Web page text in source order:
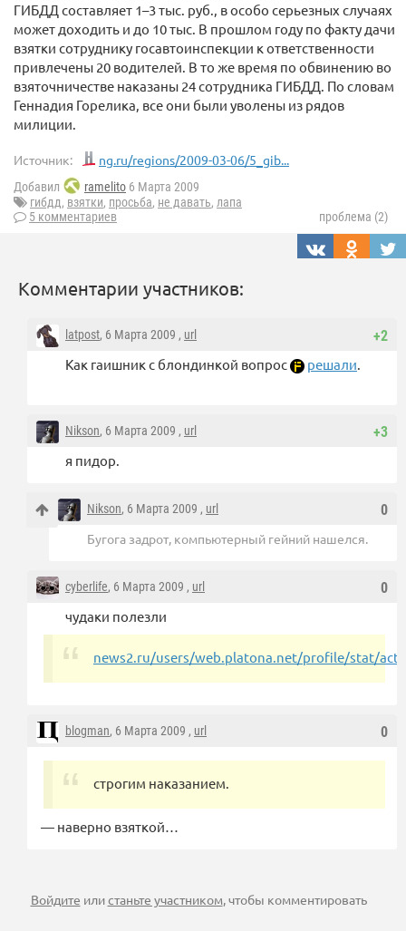
ГИБДД составляет 1–3 тыс. руб., в особо серьезных случаях
может доходить и до 10 тыс. В прошлом году по факту дачи
взятки сотруднику госавтоинспекции к ответственности
привлечены 20 водителей. В то же время по обвинению во
взяточничестве наказаны 24 сотрудника ГИБДД. По словам
Геннадия Горелика, все они были уволены из рядов
милиции.
Источник: ng.ru/regions/2009-03-06/5_gib...
Добавил ramelito 6 Марта 2009
гибдд, взятки, просьба, не давать, лапа
5 комментариев
проблема (2)
Комментарии участников:
+2
latpost, 6 Марта 2009 , url
Как гаишник с блондинкой вопрос решали.
+3
Nikson, 6 Марта 2009 , url
я пидор.
0
Nikson, 6 Марта 2009 , url
Бугога задрот, компьютерный гейний нашелся.
0
cyberlife, 6 Марта 2009 , url
чудаки полезли
news2.ru/users/web.platona.net/profile/stat/
0
blogman, 6 Марта 2009 , url
строгим наказанием.
— наверно взяткой…
Войдите илистаньте участником, чтобы комментировать